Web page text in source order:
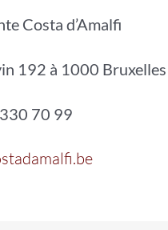
Costa d’Amalfi
192 à 1000 Bruxelles
70 99